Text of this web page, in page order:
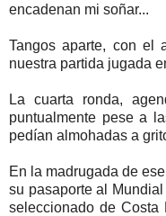
encadenan mi soñar...
Tangos aparte, con el
nuestra partida jugada
La cuarta ronda,
puntualmente pese a
pedían almohadas a
En la madrugada de
su pasaporte al
seleccionado de Costa